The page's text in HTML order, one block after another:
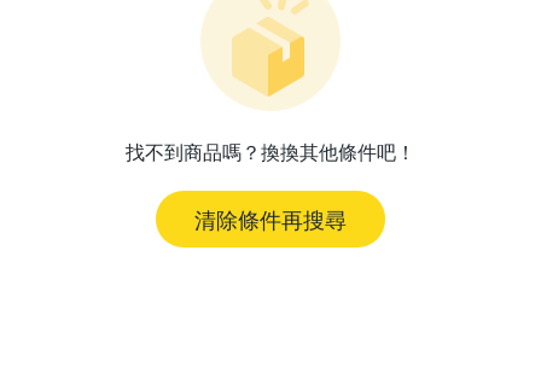
找不到商品嗎？換換其他條件吧！
清除條件再搜尋